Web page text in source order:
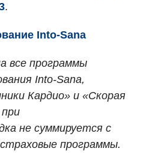
терапии
.
Into-Sana
все программы
Into-Sana,
Кардио» и «Скорая
не суммируется с
программы.